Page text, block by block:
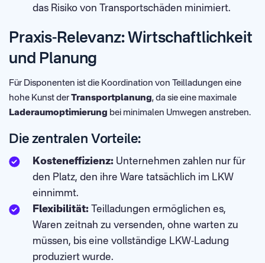
das Risiko von Transportschäden minimiert.
Praxis-Relevanz: Wirtschaftlichkeit
und Planung
Für Disponenten ist die Koordination von Teilladungen eine
hohe Kunst der Transportplanung, da sie eine maximale
Laderaumoptimierung bei minimalen Umwegen anstreben.
Die zentralen Vorteile:
Kosteneffizienz: Unternehmen zahlen nur für
den Platz, den ihre Ware tatsächlich im LKW
einnimmt.
Flexibilität: Teilladungen ermöglichen es,
Waren zeitnah zu versenden, ohne warten zu
müssen, bis eine vollständige LKW-Ladung
produziert wurde.